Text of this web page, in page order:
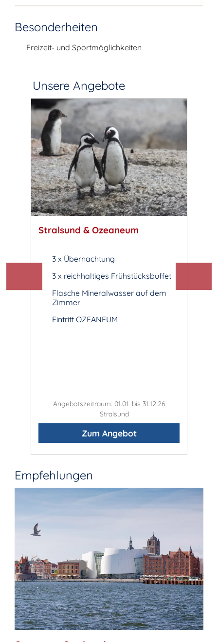
Besonderheiten
Freizeit- und Sportmöglichkeiten
Unsere Angebote
Stralsund & Ozeaneum
3 x Übernachtung
3 x reichhaltiges Frühstücksbuffet
Flasche Mineralwasser auf dem
Zimmer
Eintritt OZEANEUM
Angebotszeitraum: 01.01. bis 31.12.26
Stralsund
Zum Angebot
Empfehlungen